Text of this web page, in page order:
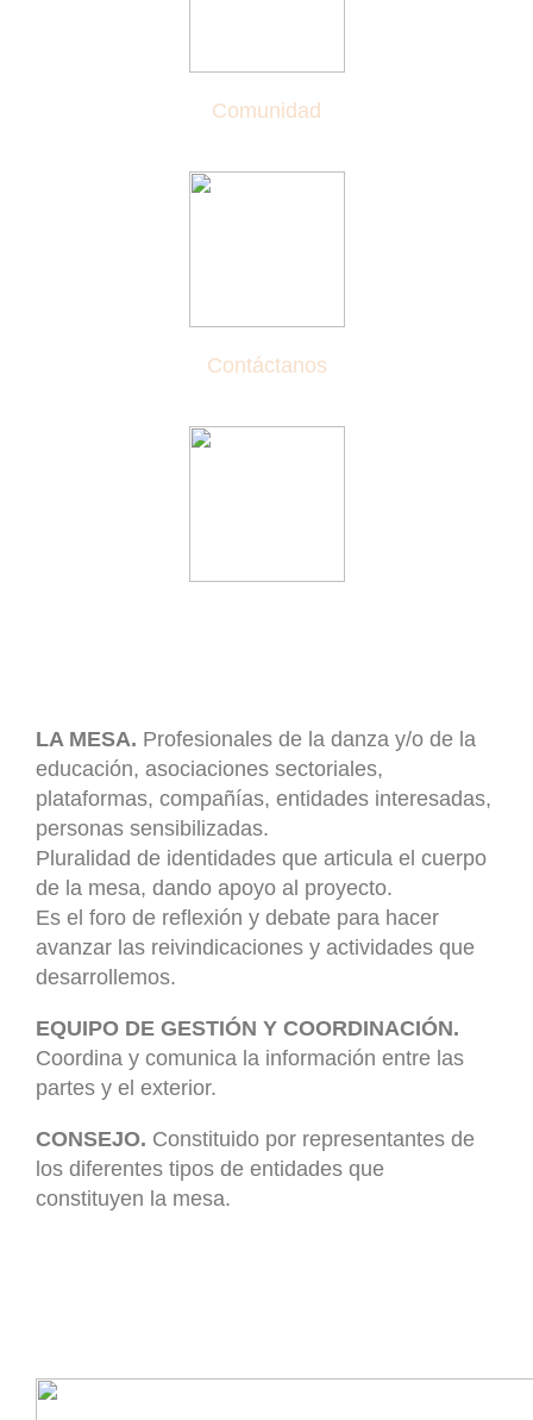
Comunidad
Contáctanos
LA MESA. Profesionales de la danza y/o de la
educación, asociaciones sectoriales,
plataformas, compañías, entidades interesadas,
personas sensibilizadas.
Pluralidad de identidades que articula el cuerpo
de la mesa, dando apoyo al proyecto.
Es el foro de reflexión y debate para hacer
avanzar las reivindicaciones y actividades que
desarrollemos.
EQUIPO DE GESTIÓN Y COORDINACIÓN.
Coordina y comunica la información entre las
partes y el exterior.
CONSEJO. Constituido por representantes de
los diferentes tipos de entidades que
constituyen la mesa.